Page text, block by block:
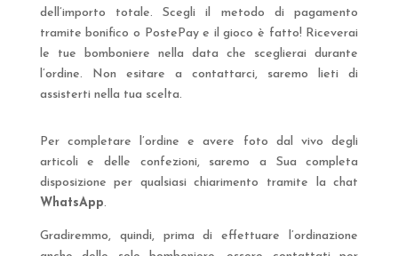
dell’importo totale. Scegli il metodo di pagamento
tramite bonifico o PostePay e il gioco è fatto! Riceverai
le tue bomboniere nella data che sceglierai durante
l’ordine. Non esitare a contattarci, saremo lieti di
assisterti nella tua scelta.
Per completare l’ordine e avere foto dal vivo degli
articoli e delle confezioni, saremo a Sua completa
disposizione per qualsiasi chiarimento tramite la chat
WhatsApp.
Gradiremmo, quindi, prima di effettuare l’ordinazione